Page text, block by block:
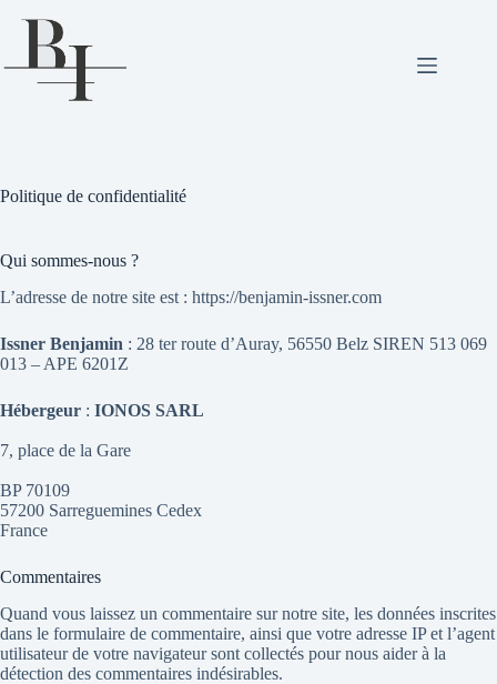
contenu
Politique de confidentialité
Qui sommes-nous ?
L’adresse de notre site est : https://benjamin-issner.com
Issner Benjamin : 28 ter route d’Auray, 56550 Belz SIREN 513 069
013 – APE 6201Z
Hébergeur : IONOS SARL
7, place de la Gare
BP 70109
57200 Sarreguemines Cedex
France
Commentaires
Quand vous laissez un commentaire sur notre site, les données inscrites
dans le formulaire de commentaire, ainsi que votre adresse IP et l’agent
utilisateur de votre navigateur sont collectés pour nous aider à la
détection des commentaires indésirables.